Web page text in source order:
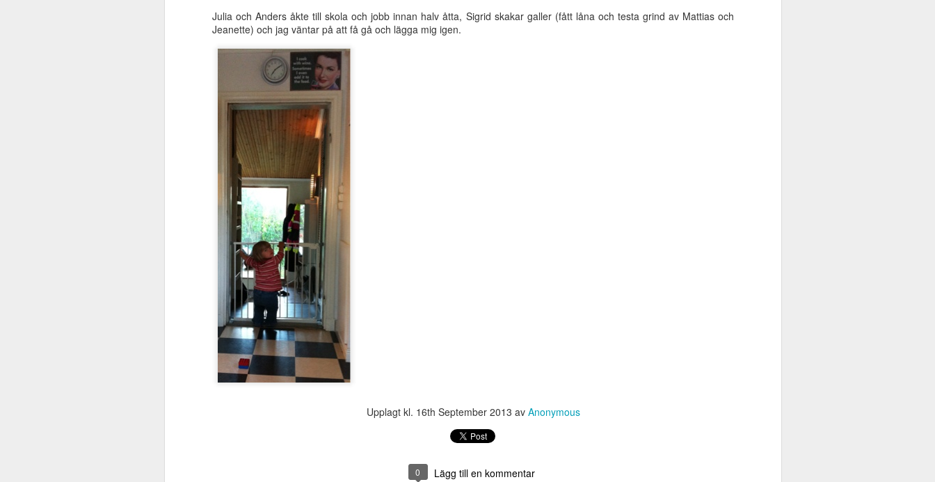
Julia och Anders åkte till skola och jobb innan halv åtta, Sigrid skakar galler (fått låna och testa grind av Mattias och
Jeanette) och jag väntar på att få gå och lägga mig igen.
Upplagt kl. 16th September 2013 av Anonymous
0 Lägg till en kommentar
Upplagt kl.8th August 2014 avAnonymous
Dä pappa!
Idag kom den första tvåordsmeningen. Roligt!